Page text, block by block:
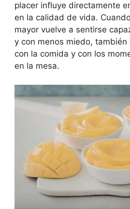
placer influye directamente
en la calidad de vida.
mayor vuelve a sentirse
y con menos miedo, también
con la comida y con los
en la mesa.